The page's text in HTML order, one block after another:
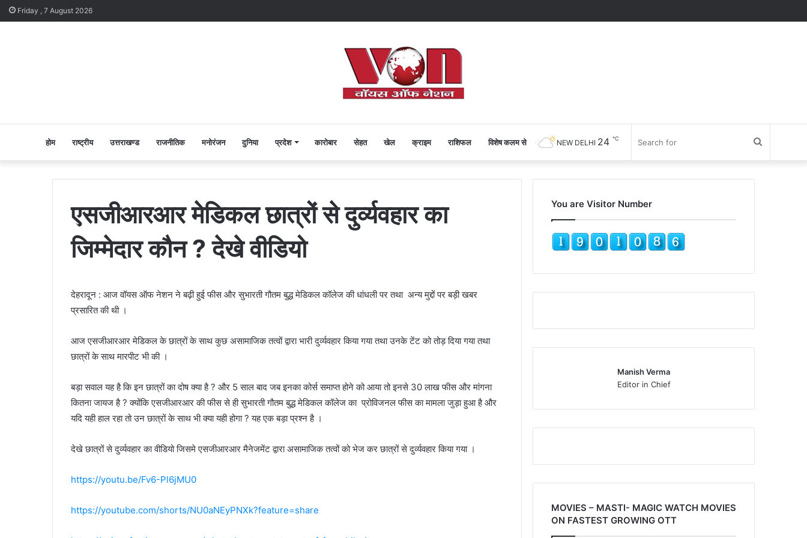
Friday , 7 August 2026
होम राष्ट्रीय उत्तराखण्ड राजनीतिक मनोरंजन दुनिया प्रदेश कारोबार सेहत खेल क्राइम राशिफल विशेष कलम से Search
NEW DELHI 24 ℃
एसजीआरआर मेडिकल छात्रों से दुर्व्यवहार का
जिम्मेदार कौन ? देखे वीडियो
देहरादून : आज वॉयस ऑफ नेशन ने बढ़ी हुई फीस और सुभारती गौतम बुद्ध मेडिकल कॉलेज की धांधली पर तथा अन्य मुद्दों पर बड़ी खबर
प्रसारित की थी ।
आज एसजीआरआर मेडिकल के छात्रों के साथ कुछ असामाजिक तत्वों द्वारा भारी दुर्व्यवहार किया गया तथा उनके टेंट को तोड़ दिया गया तथा
छात्रों के साथ मारपीट भी की ।
बड़ा सवाल यह है कि इन छात्रों का दोष क्या है ? और 5 साल बाद जब इनका कोर्स समाप्त होने को आया तो इनसे 30 लाख फीस और मांगना
कितना जायज है ? क्योंकि एसजीआरआर की फीस से ही सुभारती गौतम बुद्ध मेडिकल कॉलेज का प्रोविजनल फीस का मामला जुड़ा हुआ है और
यदि यही हाल रहा तो उन छात्रों के साथ भी क्या यही होगा ? यह एक बड़ा प्रश्न है ।
देखे छात्रों से दुर्व्यवहार का वीडियो जिसमे एसजीआरआर मैनेजमेंट द्वारा असामाजिक तत्वों को भेज कर छात्रों से दुर्व्यवहार किया गया ।
https://youtu.be/Fv6-Pl6jMU0
https://youtube.com/shorts/NU0aNEyPNXk?feature=share
You are Visitor Number
Manish Verma
Editor in Chief
MOVIES – MASTI- MAGIC WATCH MOVIES
ON FASTEST GROWING OTT